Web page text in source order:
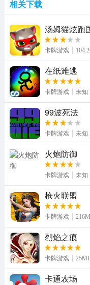
相关下载
汤姆猫炫跑
卡牌游戏
在纸难逃
卡牌游戏 未知
99波死法
卡牌游戏 未知
火炮防御
卡牌游戏 未知
枪火联盟
卡牌游戏
烈焰之痕
卡牌游戏
卡通农场